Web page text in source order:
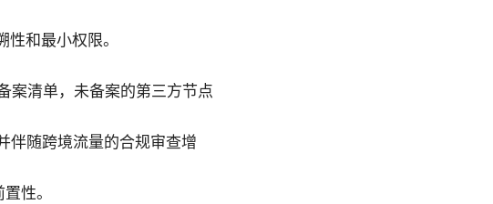
和最小权限。
案清单，未备案的第三方节点
伴随跨境流量的合规审查增
性。